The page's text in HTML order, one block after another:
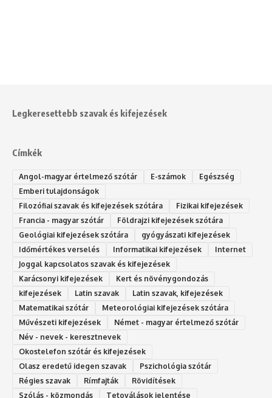
Legkeresettebb szavak és kifejezések
Címkék
Angol-magyar értelmező szótár E-számok
Egészség
Emberi tulajdonságok
Filozófiai szavak és kifejezések szótára
Fizikai kifejezések
Francia - magyar szótár
Földrajzi kifejezések szótára
Geológiai kifejezések szótára
gyógyászati kifejezések
Időmértékes verselés
Informatikai kifejezések
Internet
Joggal kapcsolatos szavak és kifejezések
Karácsonyi kifejezések
Kert és növénygondozás
kifejezések
Latin szavak
Latin szavak, kifejezések
Matematikai szótár
Meteorológiai kifejezések szótára
Művészeti kifejezések
Német - magyar értelmező szótár
Név - nevek - keresztnevek
Okostelefon szótár és kifejezések
Olasz eredetű idegen szavak
Ps‮gólohciz‬ia s‮átóz‬r
Régies szavak
Rímfajták
Rövidítések
Szólás - közmondás
Tetoválások jelentése